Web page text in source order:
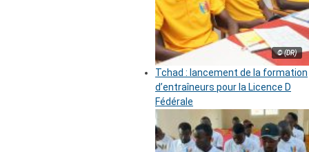
© (DR)
Tchad : lancement de la formation
d’entraîneurs pour la Licence D
Fédérale